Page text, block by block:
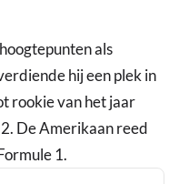
als
hij een plek in
rookie van het jaar
De Amerikaan reed
1.